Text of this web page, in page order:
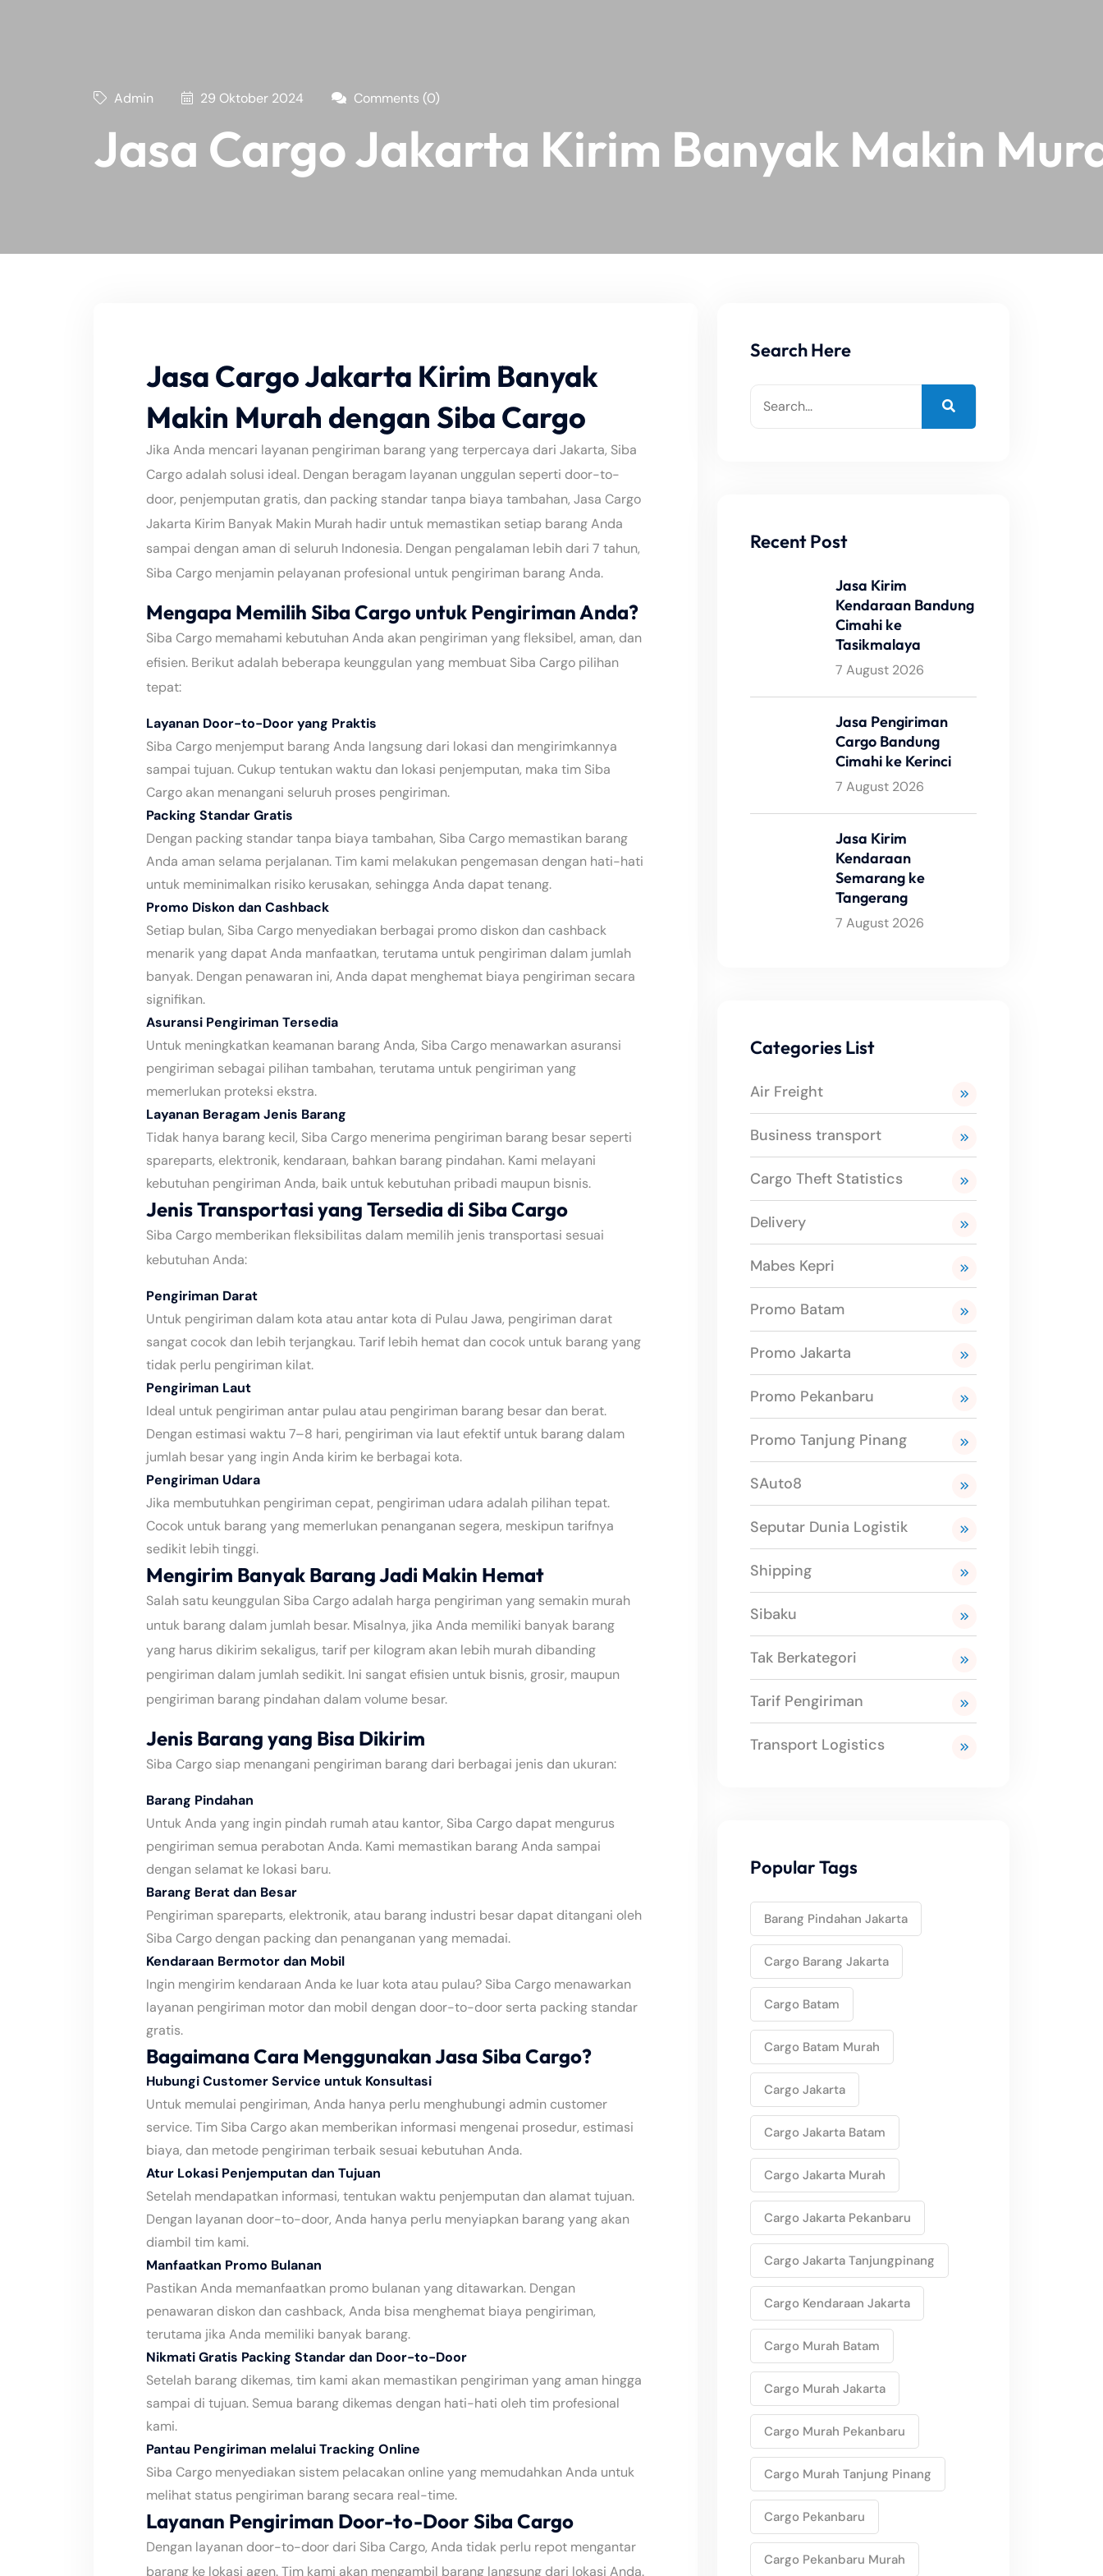
Admin 29 Oktober 2024 Comments (0)
Jasa Cargo Jakarta Kirim Banyak Makin
Jasa Cargo Jakarta Kirim Banyak
Makin Murah dengan Siba Cargo
Jika Anda mencari layanan pengiriman barang yang terpercaya dari Jakarta, Siba
Cargo adalah solusi ideal. Dengan beragam layanan unggulan seperti door-to-
door, penjemputan gratis, dan packing standar tanpa biaya tambahan, Jasa Cargo
Jakarta Kirim Banyak Makin Murah hadir untuk memastikan setiap barang Anda
sampai dengan aman di seluruh Indonesia. Dengan pengalaman lebih dari 7 tahun,
Siba Cargo menjamin pelayanan profesional untuk pengiriman barang Anda.
Mengapa Memilih Siba Cargo untuk Pengiriman Anda?
Siba Cargo memahami kebutuhan Anda akan pengiriman yang fleksibel, aman, dan
efisien. Berikut adalah beberapa keunggulan yang membuat Siba Cargo pilihan
tepat:
Layanan Door-to-Door yang Praktis
Siba Cargo menjemput barang Anda langsung dari lokasi dan mengirimkannya
sampai tujuan. Cukup tentukan waktu dan lokasi penjemputan, maka tim Siba
Cargo akan menangani seluruh proses pengiriman.
Packing Standar Gratis
Dengan packing standar tanpa biaya tambahan, Siba Cargo memastikan barang
Anda aman selama perjalanan. Tim kami melakukan pengemasan dengan hati-hati
untuk meminimalkan risiko kerusakan, sehingga Anda dapat tenang.
Promo Diskon dan Cashback
Setiap bulan, Siba Cargo menyediakan berbagai promo diskon dan cashback
menarik yang dapat Anda manfaatkan, terutama untuk pengiriman dalam jumlah
banyak. Dengan penawaran ini, Anda dapat menghemat biaya pengiriman secara
signifikan.
Asuransi Pengiriman Tersedia
Untuk meningkatkan keamanan barang Anda, Siba Cargo menawarkan asuransi
pengiriman sebagai pilihan tambahan, terutama untuk pengiriman yang
memerlukan proteksi ekstra.
Layanan Beragam Jenis Barang
Tidak hanya barang kecil, Siba Cargo menerima pengiriman barang besar seperti
spareparts, elektronik, kendaraan, bahkan barang pindahan. Kami melayani
kebutuhan pengiriman Anda, baik untuk kebutuhan pribadi maupun bisnis.
Jenis Transportasi yang Tersedia di Siba Cargo
Siba Cargo memberikan fleksibilitas dalam memilih jenis transportasi sesuai
kebutuhan Anda:
Pengiriman Darat
Untuk pengiriman dalam kota atau antar kota di Pulau Jawa, pengiriman darat
sangat cocok dan lebih terjangkau. Tarif lebih hemat dan cocok untuk barang yang
tidak perlu pengiriman kilat.
Pengiriman Laut
Ideal untuk pengiriman antar pulau atau pengiriman barang besar dan berat.
Dengan estimasi waktu 7–8 hari, pengiriman via laut efektif untuk barang dalam
jumlah besar yang ingin Anda kirim ke berbagai kota.
Pengiriman Udara
Jika membutuhkan pengiriman cepat, pengiriman udara adalah pilihan tepat.
Cocok untuk barang yang memerlukan penanganan segera, meskipun tarifnya
sedikit lebih tinggi.
Mengirim Banyak Barang Jadi Makin Hemat
Salah satu keunggulan Siba Cargo adalah harga pengiriman yang semakin murah
untuk barang dalam jumlah besar. Misalnya, jika Anda memiliki banyak barang
yang harus dikirim sekaligus, tarif per kilogram akan lebih murah dibanding
pengiriman dalam jumlah sedikit. Ini sangat efisien untuk bisnis, grosir, maupun
pengiriman barang pindahan dalam volume besar.
Jenis Barang yang Bisa Dikirim
Siba Cargo siap menangani pengiriman barang dari berbagai jenis dan ukuran:
Barang Pindahan
Untuk Anda yang ingin pindah rumah atau kantor, Siba Cargo dapat mengurus
pengiriman semua perabotan Anda. Kami memastikan barang Anda sampai
dengan selamat ke lokasi baru.
Barang Berat dan Besar
Pengiriman spareparts, elektronik, atau barang industri besar dapat ditangani oleh
Siba Cargo dengan packing dan penanganan yang memadai.
Kendaraan Bermotor dan Mobil
Ingin mengirim kendaraan Anda ke luar kota atau pulau? Siba Cargo menawarkan
layanan pengiriman motor dan mobil dengan door-to-door serta packing standar
gratis.
Bagaimana Cara Menggunakan Jasa Siba Cargo?
Hubungi Customer Service untuk Konsultasi
Untuk memulai pengiriman, Anda hanya perlu menghubungi admin customer
service. Tim Siba Cargo akan memberikan informasi mengenai prosedur, estimasi
biaya, dan metode pengiriman terbaik sesuai kebutuhan Anda.
Atur Lokasi Penjemputan dan Tujuan
Setelah mendapatkan informasi, tentukan waktu penjemputan dan alamat tujuan.
Dengan layanan door-to-door, Anda hanya perlu menyiapkan barang yang akan
diambil tim kami.
Manfaatkan Promo Bulanan
Pastikan Anda memanfaatkan promo bulanan yang ditawarkan. Dengan
penawaran diskon dan cashback, Anda bisa menghemat biaya pengiriman,
terutama jika Anda memiliki banyak barang.
Nikmati Gratis Packing Standar dan Door-to-Door
Setelah barang dikemas, tim kami akan memastikan pengiriman yang aman hingga
sampai di tujuan. Semua barang dikemas dengan hati-hati oleh tim profesional
kami.
Pantau Pengiriman melalui Tracking Online
Siba Cargo menyediakan sistem pelacakan online yang memudahkan Anda untuk
melihat status pengiriman barang secara real-time.
Layanan Pengiriman Door-to-Door Siba Cargo
Dengan layanan door-to-door dari Siba Cargo, Anda tidak perlu repot mengantar
barang ke lokasi agen. Tim kami akan mengambil barang langsung dari lokasi Anda.
Search Here
Recent Post
Jasa Kirim
Kendaraan Bandung
Cimahi ke
Tasikmalaya
7 August 2026
Jasa Pengiriman
Cargo Bandung
Cimahi ke Kerinci
7 August 2026
Jasa Kirim
Kendaraan
Semarang ke
Tangerang
7 August 2026
Categories List
Air Freight
Business transport
Cargo Theft Statistics
Delivery
Mabes Kepri
Promo Batam
Promo Jakarta
Promo Pekanbaru
Promo Tanjung Pinang
SAuto8
Seputar Dunia Logistik
Shipping
Sibaku
Tak Berkategori
Tarif Pengiriman
Transport Logistics
Popular Tags
Barang Pindahan Jakarta
Cargo Barang Jakarta
Cargo Batam
Cargo Batam Murah
Cargo Jakarta
Cargo Jakarta Batam
Cargo Jakarta Murah
Cargo Jakarta Pekanbaru
Cargo Jakarta Tanjungpinang
Cargo Kendaraan Jakarta
Cargo Murah Batam
Cargo Murah Jakarta
Cargo Murah Pekanbaru
Cargo Murah Tanjung Pinang
Cargo Pekanbaru
Cargo Pekanbaru Murah